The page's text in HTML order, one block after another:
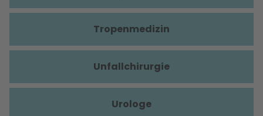
Tropenmedizin
Unfallchirurgie
Urologe